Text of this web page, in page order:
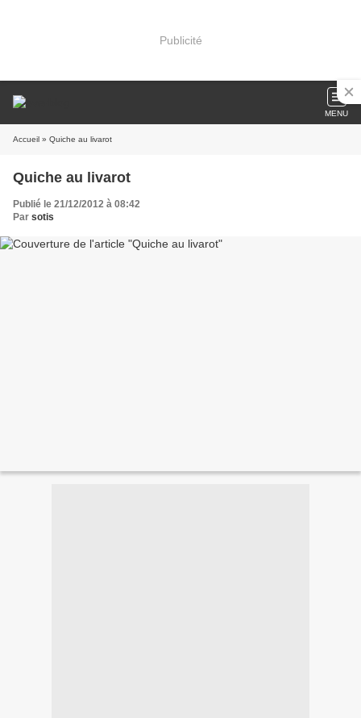
Publicité
MENU
Accueil » Quiche au livarot
Quiche au livarot
Publié le 21/12/2012 à 08:42
Par sotis